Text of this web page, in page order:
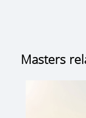
Masters